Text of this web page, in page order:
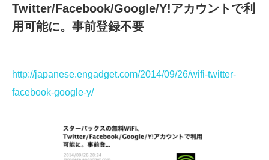
Twitter/Facebook/Google/Y!アカウントで利
用可能に。事前登録不要
http://japanese.engadget.com/2014/09/26/wifi-twitter-
facebook-google-y/